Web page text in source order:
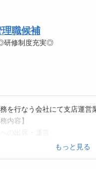
帰宅
ュールを確認
して、お客様と信頼関係を
フを支えるやりがいがありま
因を考えて答えが見つかっ
なカーライフを送ることが
客様が笑顔になるときは嬉し
職候補
研修制度充実◎
を行なう会社にて支店運営
内容】
対応、採用活動全般もっと見る